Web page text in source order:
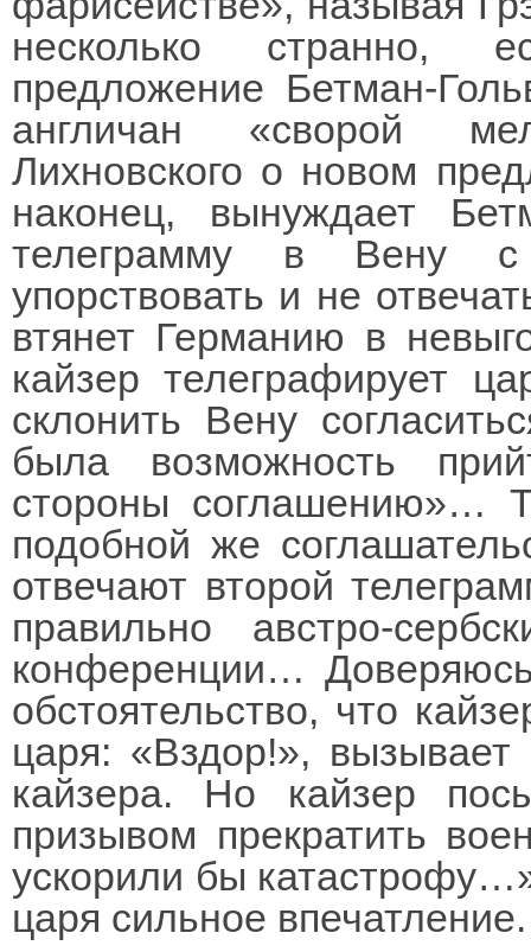
несколько странно,
предложение Бетман-
англичан «сворой
Лихновского о новом
наконец, вынуждает
телеграмму в Вену с
упорствовать и не
втянет Германию в
кайзер телеграфирует
склонить Вену
была возможность
стороны соглашению»…
подобной же
отвечают второй
правильно австро-
конференции…
обстоятельство, что
царя: «Вздор!», вызывает
кайзера. Но кайзер
призывом прекратить
ускорили бы
царя сильное впечатление.